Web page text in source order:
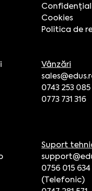
Cookies
Politica de
Vânzări
0743 253 085
0773 731 316
Suport
0756 015 634
(Telefonic)